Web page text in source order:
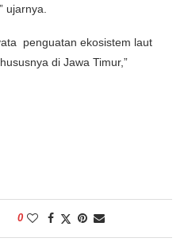
ujarnya.
penguatan ekosistem laut
di Jawa Timur,”
0